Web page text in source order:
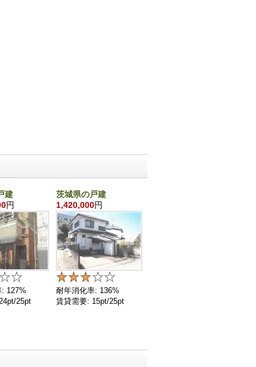
建
円
127%
25pt
茨城県の戸建
1,420,000円
耐年消化率: 136%
賃貸需要: 15pt/25pt